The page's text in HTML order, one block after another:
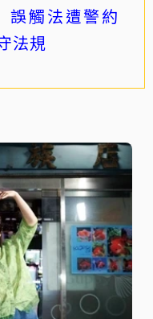
誤觸法遭警約
法規